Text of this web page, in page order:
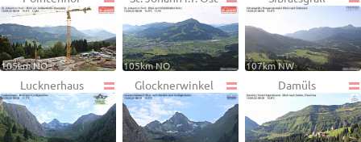
105km NO 105km NO 107km NW
Lucknerhaus Glocknerwinkel Damüls